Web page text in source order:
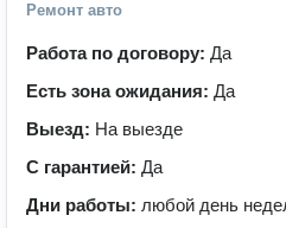
Ремонт авто
Работа по договору: Да
Есть зона ожидания: Да
Выезд: На выезде
С гарантией: Да
Дни работы: любой день